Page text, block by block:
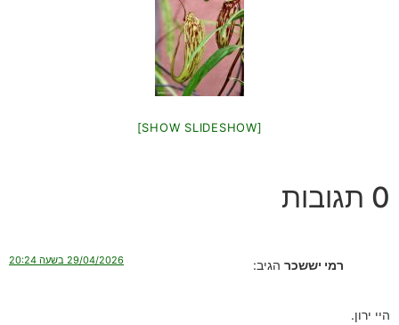
[SHOW SLIDESHOW]
0 תגובות
רמי יששכר הגיב: 29/04/2026 בשעה 20:24
היי ירון.